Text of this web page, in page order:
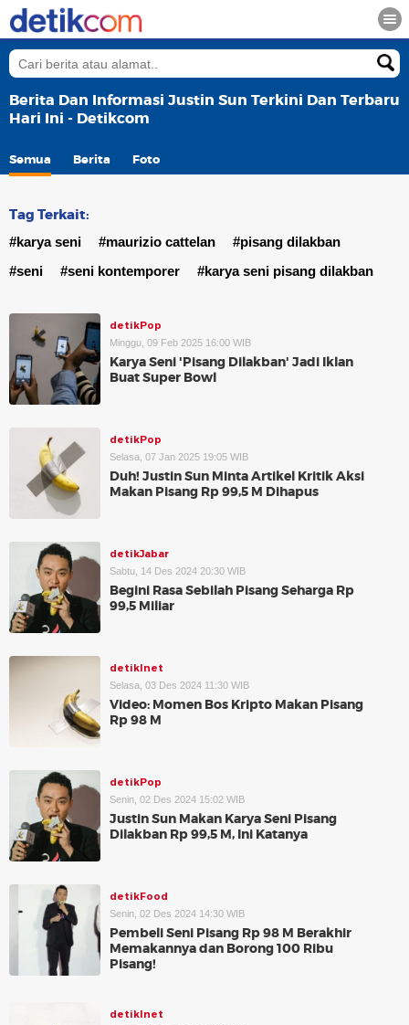
Berita Dan Informasi Justin Sun Terkini Dan Terbaru
Hari Ini - Detikcom
Semua Berita Foto
Tag Terkait:
#karya seni #maurizio cattelan
#pisang dilakban
#seni
#seni kontemporer #karya seni pisang dilakban
detikPop
Minggu, 09 Feb 2025 16:00 WIB
Karya Seni 'Pisang Dilakban' Jadi Iklan
Buat Super Bowl
detikPop
Selasa, 07 Jan 2025 19:05 WIB
Duh! Justin Sun Minta Artikel Kritik Aksi
Makan Pisang Rp 99,5 M Dihapus
detikJabar
Sabtu, 14 Des 2024 20:30 WIB
Begini Rasa Sebilah Pisang Seharga Rp
99,5 Miliar
detikInet
Selasa, 03 Des 2024 11:30 WIB
Video: Momen Bos Kripto Makan Pisang
Rp 98 M
detikPop
Senin, 02 Des 2024 15:02 WIB
Justin Sun Makan Karya Seni Pisang
Dilakban Rp 99,5 M, Ini Katanya
detikFood
Senin, 02 Des 2024 14:30 WIB
Pembeli Seni Pisang Rp 98 M Berakhir
Memakannya dan Borong 100 Ribu
Pisang!
detikInet